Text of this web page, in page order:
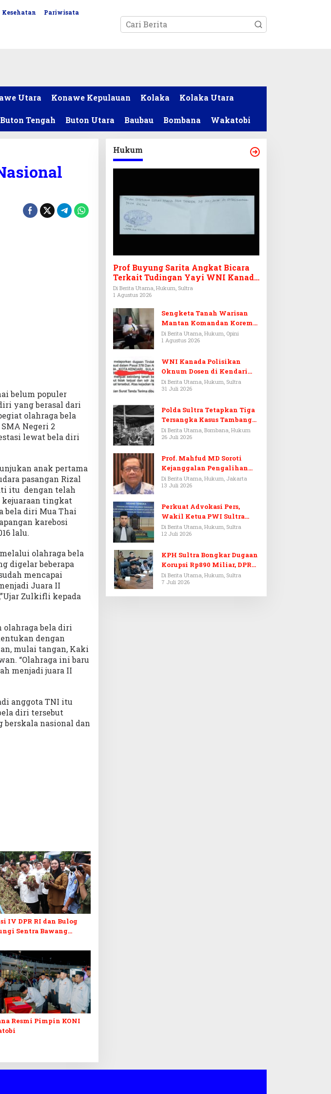
Kesehatan Pariwisata
Utara Konawe Kepulauan Kolaka Kolaka Utara
Buton Tengah Buton Utara Baubau Bombana Wakatobi
belum populer
yang berasal dari
olahraga bela
Negeri 2
lewat bela diri
anak pertama
pasangan Rizal
itu dengan telah
kejuaraan tingkat
bela diri Mua Thai
karebosi
lalu.
olahraga bela
digelar beberapa
mencapai
Juara II
Zulkifli kepada
olahraga bela diri
dengan
mulai tangan, Kaki
“Olahraga ini baru
menjadi juara II
anggota TNI itu
diri tersebut
nasional dan
IV DPR RI dan Bulog
Sentra Bawang
Resmi Pimpin KONI
Hukum
Prof Buyung Sarita Angkat Bicara
Terkait Tudingan Yayi WNI Kanada
Ditagih Utang Rp3,6 Miliar
Di Berita Utama, Hukum, Sultra
1 Agustus 2026
Sengketa Tanah Warisan
Mantan Komandan Korem
143/HO, Ketika Warisan
Menjadi Arena Pemerasan
Di Berita Utama, Hukum, Opini
1 Agustus 2026
WNI Kanada Polisikan
Oknum Dosen di Kendari
Terkait Aset Puluhan Miliar
Di Berita Utama, Hukum, Sultra
31 Juli 2026
Polda Sultra Tetapkan Tiga
Tersangka Kasus Tambang
Emas Ilegal di Bombana
Di Berita Utama, Bombana, Hukum
26 Juli 2026
Prof. Mahfud MD Soroti
Kejanggalan Pengalihan
Penyelidikan Tersangka
Febrie Adriansyah
Di Berita Utama, Hukum, Jakarta
13 Juli 2026
Perkuat Advokasi Pers,
Wakil Ketua PWI Sultra
Resmi Dilantik Menjadi
Advokat PERADI
Di Berita Utama, Hukum, Sultra
12 Juli 2026
KPH Sultra Bongkar Dugaan
Korupsi Rp890 Miliar, DPRD
Sultra Gelar RDP
Di Berita Utama, Hukum, Sultra
7 Juli 2026